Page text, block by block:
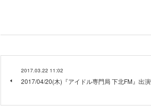
2017.03.22 11:02
2017/04/20(木)『アイドル専門局 下北FM』出